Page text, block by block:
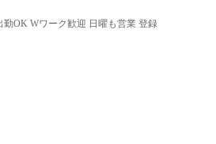
OK Wワーク歓迎 日曜も営業 登録